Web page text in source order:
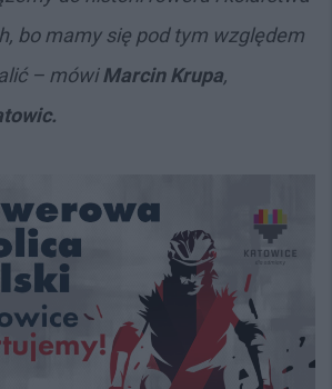
bo mamy się pod tym względem
– mówiMarcin Krupa,